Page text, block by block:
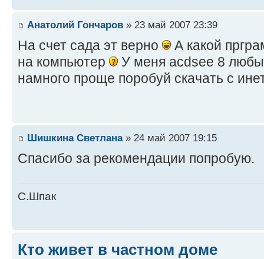
Анатолий Гончаров » 23 май 2007 23:39
На счет сада эт верно
А какой
на компьютер
У меня acdsee 8
намного проще поробуй скачать с
Шишкина Светлана» 24 май 2007 19:15
Спасибо за рекомендации попробую.
С.Шпак
Кто живет в частном доме